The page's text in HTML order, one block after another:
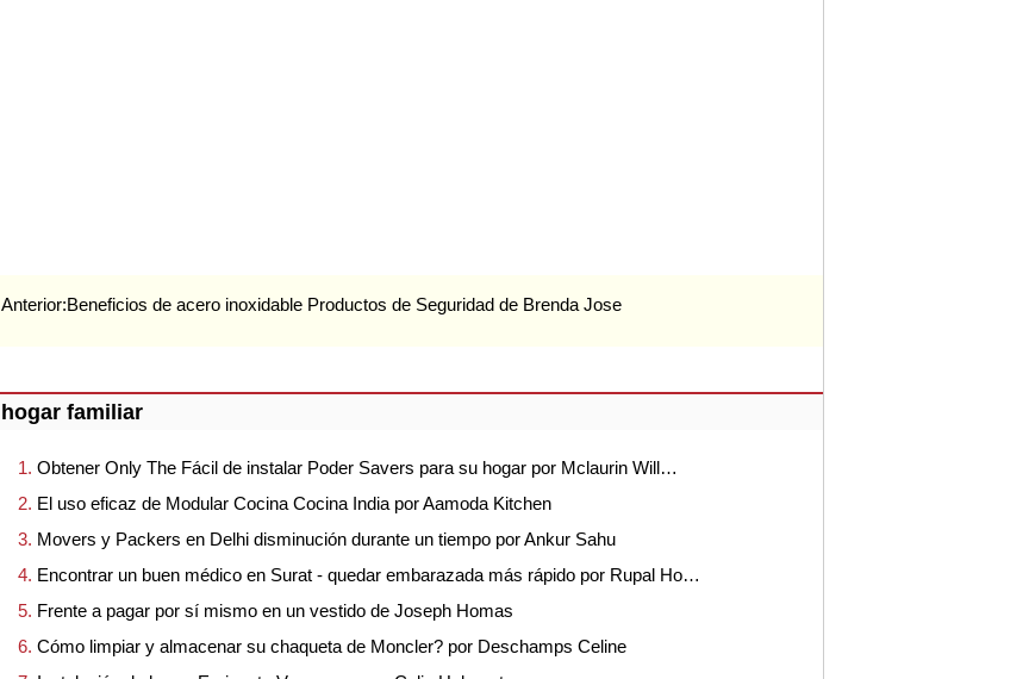
Anterior:Beneficios de acero inoxidable Productos de Seguridad de Brenda Jose
hogar familiar
Obtener Only The Fácil de instalar Poder Savers para su hogar por Mclaurin Will…
El uso eficaz de Modular Cocina Cocina India por Aamoda Kitchen
Movers y Packers en Delhi disminución durante un tiempo por Ankur Sahu
Encontrar un buen médico en Surat - quedar embarazada más rápido por Rupal Ho…
Frente a pagar por sí mismo en un vestido de Joseph Homas
Cómo limpiar y almacenar su chaqueta de Moncler? por Deschamps Celine